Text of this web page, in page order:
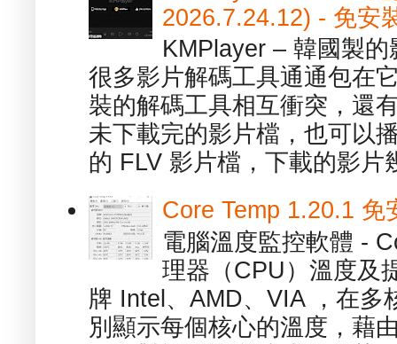
2026.7.24.12) - 免安
KMPlayer – 韓國製
很多影片解碼工具通通包在
裝的解碼工具相互衝突，還
未下載完的影片檔，也可以
的 FLV 影片檔，下載的影片
Core Temp 1.20.1 免
電腦溫度監控軟體 -
理器（CPU）溫度及
牌 Intel、AMD、VIA ，在多
別顯示每個核心的溫度，藉